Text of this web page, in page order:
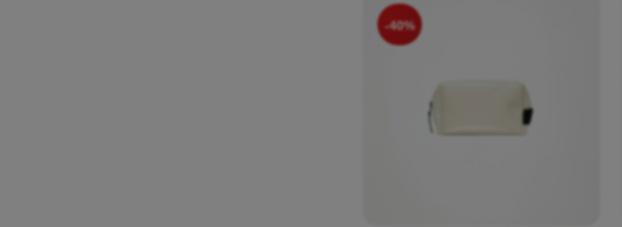
-40%